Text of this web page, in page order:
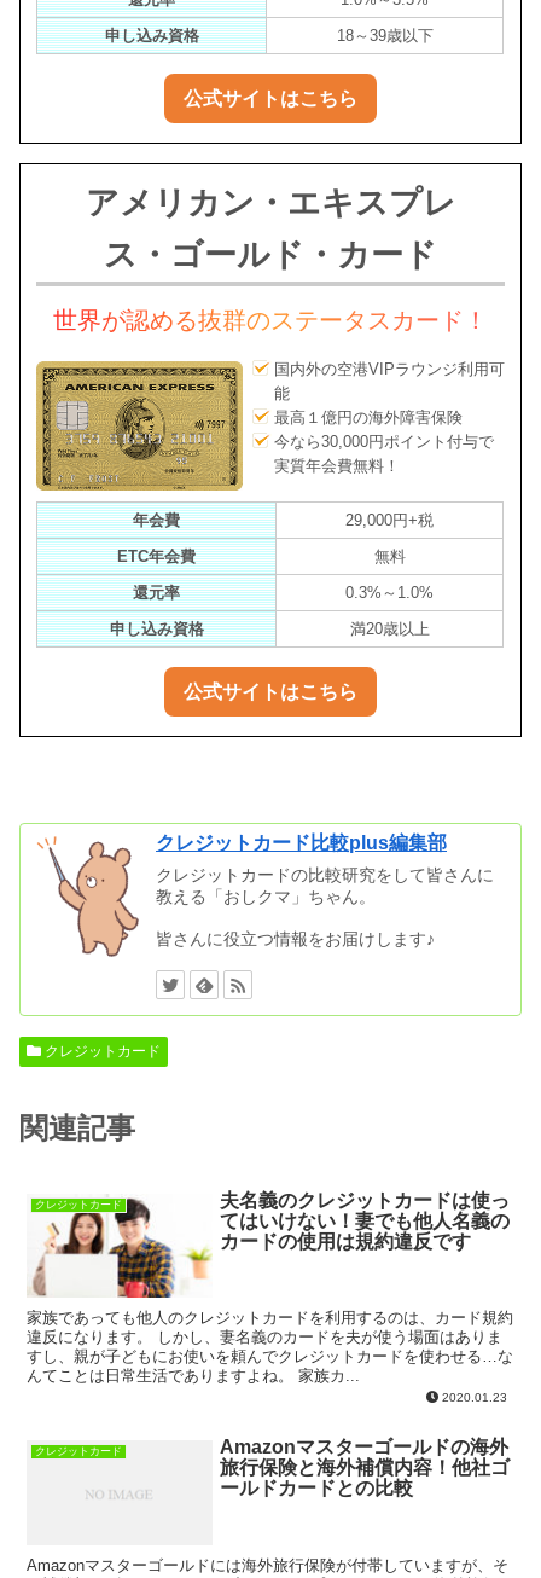
申し込み資格
18～39歳以下
公式サイトはこちら
アメリカン・エキスプレ
ス・ゴールド・カード
世界が認める抜群のステータスカード！
国内外の空港VIPラウンジ利用可
能
最高１億円の海外障害保険
今なら30,000円ポイント付与で
実質年会費無料！
年会費
29,000円+税
ETC年会費
無料
還元率
0.3%～1.0%
申し込み資格
満20歳以上
公式サイトはこちら
クレジットカード比較plus編集部
クレジットカードの比較研究をして皆さんに
教える「おしクマ」ちゃん。
皆さんに役立つ情報をお届けします♪
クレジットカード
関連記事
クレジットカード
夫名義のクレジットカードは使っ
てはいけない！妻でも他人名義の
カードの使用は規約違反です
家族であっても他人のクレジットカードを利用するのは、カード規約
違反になります。 しかし、妻名義のカードを夫が使う場面はありま
すし、親が子どもにお使いを頼んでクレジットカードを使わせる…な
んてことは日常生活でありますよね。 家族カ...
2020.01.23
クレジットカード
Amazonマスターゴールドの海外
旅行保険と海外補償内容！他社ゴ
ールドカードとの比較
Amazonマスターゴールドには海外旅行保険が付帯していますが、そ